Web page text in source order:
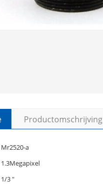
Productomschrijving
Mr2520-a
1.3Megapixel
1/3 ″